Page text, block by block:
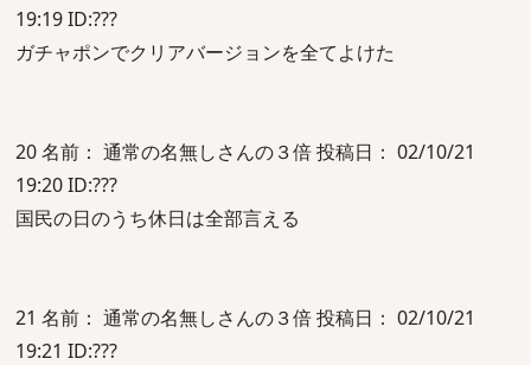
19:19 ID:???
ガチャポンでクリアバージョンを全てよけた
20 名前： 通常の名無しさんの３倍 投稿日： 02/10/21
19:20 ID:???
国民の日のうち休日は全部言える
21 名前： 通常の名無しさんの３倍 投稿日： 02/10/21
19:21 ID:???